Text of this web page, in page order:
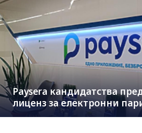
Paysera кандидатства
лиценз за електронни